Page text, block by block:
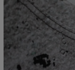
Mierzone na
CM
A - Długość